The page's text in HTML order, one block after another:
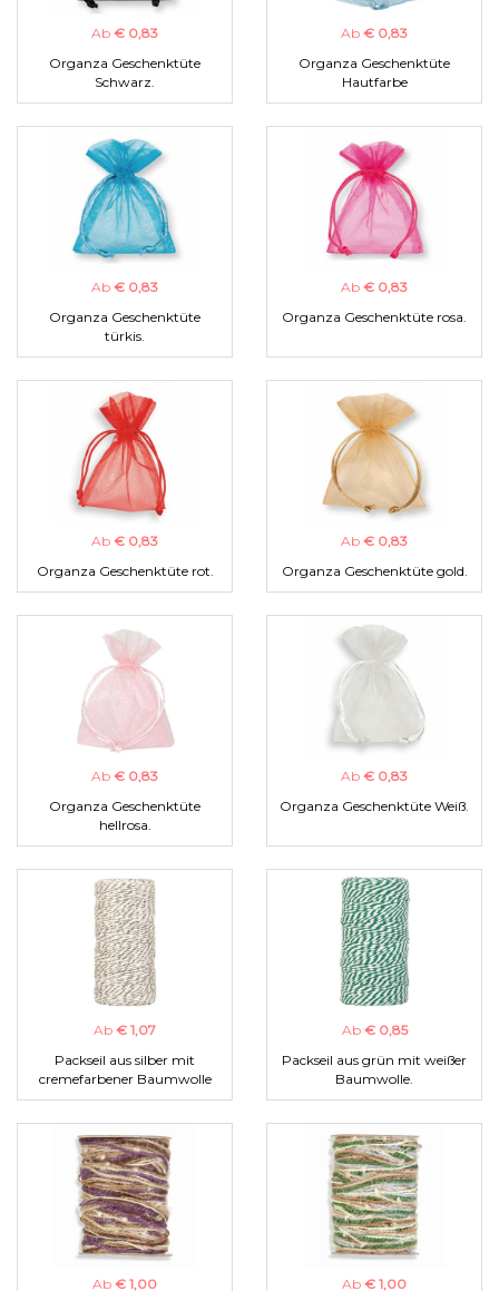
Ab € 0,83
Organza Geschenktüte
Schwarz.
Ab € 0,83
Organza Geschenktüte
Hautfarbe
Ab € 0,83
Organza Geschenktüte
türkis.
Ab € 0,83
Organza Geschenktüte rosa.
Ab € 0,83
Organza Geschenktüte rot.
Ab € 0,83
Organza Geschenktüte gold.
Ab € 0,83
Organza Geschenktüte
hellrosa.
Ab € 0,83
Organza Geschenktüte Weiß.
Ab € 1,07
Packseil aus silber mit
cremefarbener Baumwolle
Ab € 0,85
Packseil aus grün mit weißer
Baumwolle.
Ab € 1,00 Ab € 1,00